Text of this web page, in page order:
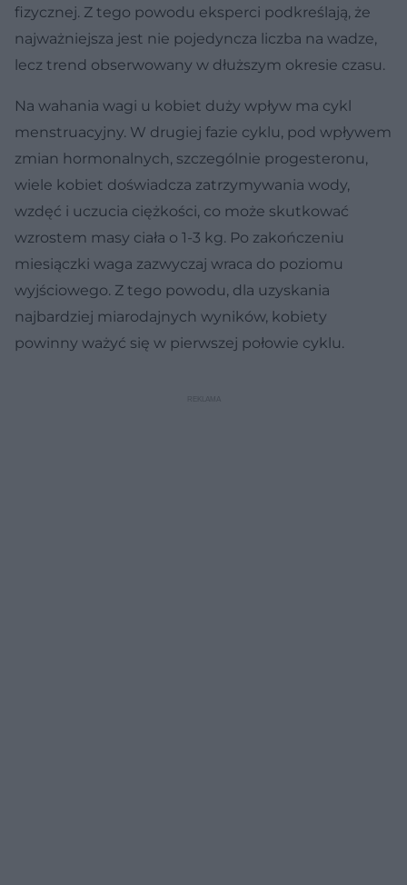
fizycznej. Z tego powodu eksperci podkreślają, że
najważniejsza jest nie pojedyncza liczba na wadze,
lecz trend obserwowany w dłuższym okresie czasu.
Na wahania wagi u kobiet duży wpływ ma cykl
menstruacyjny. W drugiej fazie cyklu, pod wpływem
zmian hormonalnych, szczególnie progesteronu,
wiele kobiet doświadcza zatrzymywania wody,
wzdęć i uczucia ciężkości, co może skutkować
wzrostem masy ciała o 1-3 kg. Po zakończeniu
miesiączki waga zazwyczaj wraca do poziomu
wyjściowego. Z tego powodu, dla uzyskania
najbardziej miarodajnych wyników, kobiety
powinny ważyć się w pierwszej połowie cyklu.